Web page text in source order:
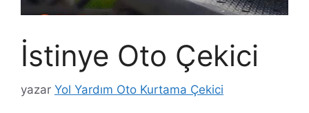
İstinye Oto Çekici
yazar Yol Yardım Oto Kurtama Çekici